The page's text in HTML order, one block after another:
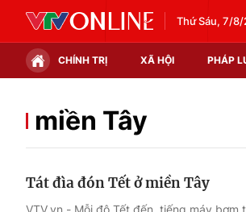
Thứ Sáu, 7/
CHÍNH TRỊ XÃ HỘI PHÁP
Chính trị
miền Tây
Tát đìa đón Tết ở miền Tây
VTV.vn - Mỗi độ Tết đến, tiếng máy bơm